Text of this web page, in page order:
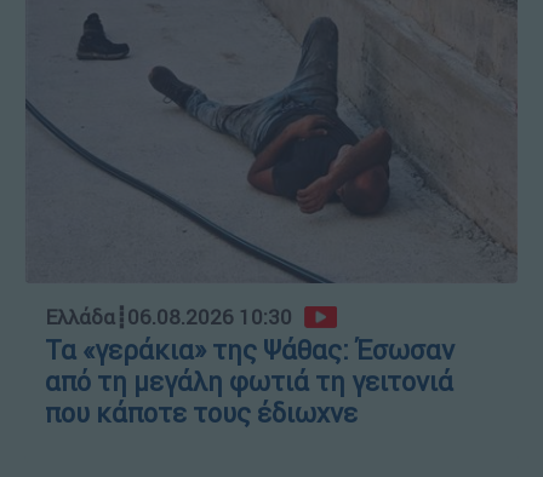
Ελλάδα┋06.08.2026 10:30
Τα «γεράκια» της Ψάθας: Έσωσαν
από τη μεγάλη φωτιά τη γειτονιά
που κάποτε τους έδιωχνε